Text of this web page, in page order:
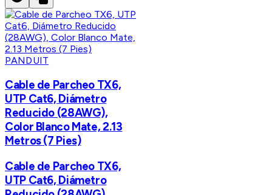
PANDUIT
Cable de Parcheo TX6,
UTP Cat6, Diámetro
Reducido (28AWG),
Color Blanco Mate, 2.13
Metros (7 Pies)
Cable de Parcheo TX6,
UTP Cat6, Diámetro